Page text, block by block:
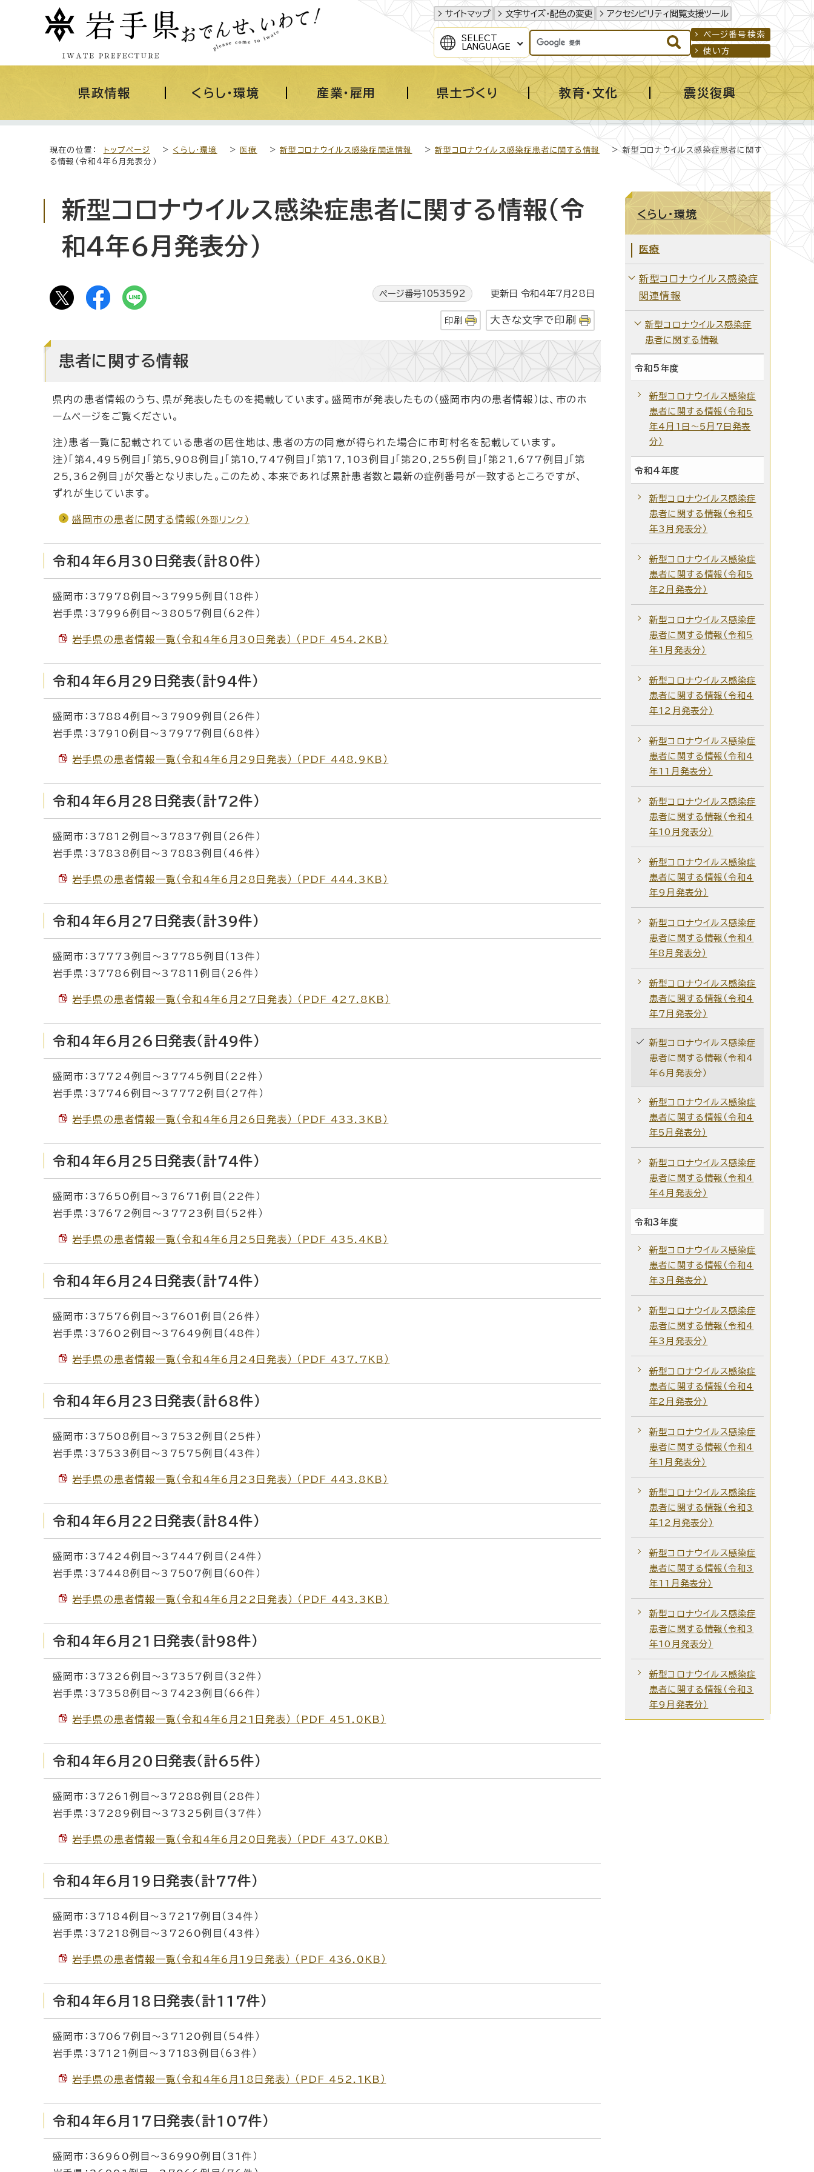
サイトマップ 文字サイズ・配色の変更 アクセシビリティ閲覧支援ツール
SELECT
LANGUAGE
ページ番号検索
使い方
県政情報 くらし・環境 産業・雇用 県土づくり 教育・文化 震災復興
現在の位置： トップページ > くらし・環境 > 医療 >新型コロナウイルス感染症関連情報 >新型コロナウイルス感染症患者に関する情報
> 新型コロナウイルス感染症患者に関す
る情報（令和4年6月発表分）
新型コロナウイルス感染症患者に関する情報（令
和4年6月発表分）
ページ番号1053592 更新日 令和4年7月28日
印刷 大きな文字で印刷
患者に関する情報
県内の患者情報のうち、県が発表したものを掲載しています。盛岡市が発表したもの（盛岡市内の患者情報）は、市のホ
ームページをご覧ください。
注）患者一覧に記載されている患者の居住地は、患者の方の同意が得られた場合に市町村名を記載しています。
注）「第4,495例目」「第5,908例目」「第10,747例目」「第17,103例目」「第20,255例目」「第21,677例目」「第
25,362例目」が欠番となりました。このため、本来であれば累計患者数と最新の症例番号が一致するところですが、
ずれが生じています。
盛岡市の患者に関する情報 （外部リンク）
令和4年6月30日発表（計80件）
盛岡市：37978例目～37995例目（18件）
岩手県：37996例目～38057例目（62件）
岩手県の患者情報一覧（令和4年6月30日発表） （PDF 454.2KB）
令和4年6月29日発表（計94件）
盛岡市：37884例目～37909例目（26件）
岩手県：37910例目～37977例目（68件）
岩手県の患者情報一覧（令和4年6月29日発表） （PDF 448.9KB）
令和4年6月28日発表（計72件）
盛岡市：37812例目～37837例目（26件）
岩手県：37838例目～37883例目（46件）
岩手県の患者情報一覧（令和4年6月28日発表） （PDF 444.3KB）
令和4年6月27日発表（計39件）
盛岡市：37773例目～37785例目（13件）
岩手県：37786例目～37811例目（26件）
岩手県の患者情報一覧（令和4年6月27日発表） （PDF 427.8KB）
令和4年6月26日発表（計49件）
盛岡市：37724例目～37745例目（22件）
岩手県：37746例目～37772例目（27件）
岩手県の患者情報一覧（令和4年6月26日発表） （PDF 433.3KB）
令和4年6月25日発表（計74件）
盛岡市：37650例目～37671例目（22件）
岩手県：37672例目～37723例目（52件）
岩手県の患者情報一覧（令和4年6月25日発表） （PDF 435.4KB）
令和4年6月24日発表（計74件）
盛岡市：37576例目～37601例目（26件）
岩手県：37602例目～37649例目（48件）
岩手県の患者情報一覧（令和4年6月24日発表） （PDF 437.7KB）
令和4年6月23日発表（計68件）
盛岡市：37508例目～37532例目（25件）
岩手県：37533例目～37575例目（43件）
岩手県の患者情報一覧（令和4年6月23日発表） （PDF 443.8KB）
令和4年6月22日発表（計84件）
盛岡市：37424例目～37447例目（24件）
岩手県：37448例目～37507例目（60件）
岩手県の患者情報一覧（令和4年6月22日発表） （PDF 443.3KB）
令和4年6月21日発表（計98件）
盛岡市：37326例目～37357例目（32件）
岩手県：37358例目～37423例目（66件）
岩手県の患者情報一覧（令和4年6月21日発表） （PDF 451.0KB）
令和4年6月20日発表（計65件）
盛岡市：37261例目～37288例目（28件）
岩手県：37289例目～37325例目（37件）
岩手県の患者情報一覧（令和4年6月20日発表） （PDF 437.0KB）
令和4年6月19日発表（計77件）
盛岡市：37184例目～37217例目（34件）
岩手県：37218例目～37260例目（43件）
岩手県の患者情報一覧（令和4年6月19日発表） （PDF 436.0KB）
令和4年6月18日発表（計117件）
盛岡市：37067例目～37120例目（54件）
岩手県：37121例目～37183例目（63件）
岩手県の患者情報一覧（令和4年6月18日発表） （PDF 452.1KB）
令和4年6月17日発表（計107件）
盛岡市：36960例目～36990例目（31件）
くらし・環境
医療
新型コロナウイルス感染症
関連情報
新型コロナウイルス感染症
患者に関する情報
令和5年度
新型コロナウイルス感染症
患者に関する情報（令和5
年4月1日～5月7日発表
分）
令和4年度
新型コロナウイルス感染症
患者に関する情報（令和5
年3月発表分）
新型コロナウイルス感染症
患者に関する情報（令和5
年2月発表分）
新型コロナウイルス感染症
患者に関する情報（令和5
年1月発表分）
新型コロナウイルス感染症
患者に関する情報（令和4
年12月発表分）
新型コロナウイルス感染症
患者に関する情報（令和4
年11月発表分）
新型コロナウイルス感染症
患者に関する情報（令和4
年10月発表分）
新型コロナウイルス感染症
患者に関する情報（令和4
年9月発表分）
新型コロナウイルス感染症
患者に関する情報（令和4
年8月発表分）
新型コロナウイルス感染症
患者に関する情報（令和4
年7月発表分）
新型コロナウイルス感染症
患者に関する情報（令和4
年6月発表分）
新型コロナウイルス感染症
患者に関する情報（令和4
年5月発表分）
新型コロナウイルス感染症
患者に関する情報（令和4
年4月発表分）
令和3年度
新型コロナウイルス感染症
患者に関する情報（令和4
年3月発表分）
新型コロナウイルス感染症
患者に関する情報（令和4
年3月発表分）
新型コロナウイルス感染症
患者に関する情報（令和4
年2月発表分）
新型コロナウイルス感染症
患者に関する情報（令和4
年1月発表分）
新型コロナウイルス感染症
患者に関する情報（令和3
年12月発表分）
新型コロナウイルス感染症
患者に関する情報（令和3
年11月発表分）
新型コロナウイルス感染症
患者に関する情報（令和3
年10月発表分）
新型コロナウイルス感染症
患者に関する情報（令和3
年9月発表分）